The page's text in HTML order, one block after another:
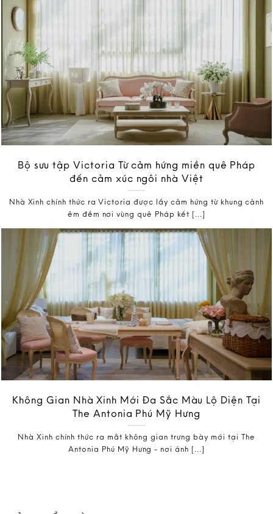
Bộ sưu tập Victoria Từ cảm hứng miền quê Pháp
đến cảm xúc ngôi nhà Việt
Nhà Xinh chính thức ra Victoria được lấy cảm hứng từ khung cảnh
êm đềm nơi vùng quê Pháp kết [...]
Không Gian Nhà Xinh Mới Đa Sắc Màu Lộ Diện Tại
The Antonia Phú Mỹ Hưng
Nhà Xinh chính thức ra mắt không gian trưng bày mới tại The
Antonia Phú Mỹ Hưng - nơi ánh [...]